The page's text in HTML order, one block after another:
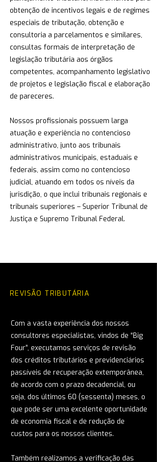
obtenção de incentivos legais e de regimes
especiais de tributação, obtenção e
consultoria a parcelamentos e similares,
consultas formais de interpretação de
legislação tributária aos órgãos
competentes, acompanhamento legislativo
de projetos e legislação fiscal e elaboração
de pareceres.
Nossos profissionais possuem larga
atuação e experiência no contencioso
administrativo, junto aos tribunais
administrativos municipais, estaduais e
federais, assim como no contencioso
judicial, atuando em todos os níveis da
jurisdição, o que inclui tribunais regionais e
tribunais superiores – Superior Tribunal de
Justiça e Supremo Tribunal Federal.
REVISÃO TRIBUTÁRIA
Com a vasta experiência dos nossos
consultores especialistas, vindos de “Big
Four”, executamos serviços de revisão
dos créditos tributários e previdenciários
passíveis de recuperação extemporânea,
de acordo com o prazo decadencial, ou
seja, dos últimos 60 (sessenta) meses, o
que pode ser uma excelente oportunidade
de economia fiscal e de redução de
custos para os nossos clientes.
Também realizamos a verificação das